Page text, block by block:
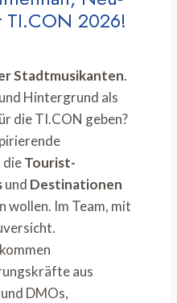
TI.CON 2026!
Stadtmusikanten.
Hintergrund als
die TI.CON geben?
dieTourist-
und Destinationen
Im Team, mit
kommen
aus
DMOs,